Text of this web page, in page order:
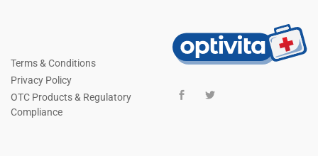
Terms & Conditions
Privacy Policy
OTC Products & Regulatory
Compliance